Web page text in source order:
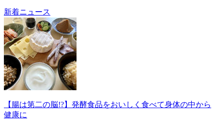
新着ニュース
【腸は第二の脳!?】発酵食品をおいしく食べて身体の中から
健康に